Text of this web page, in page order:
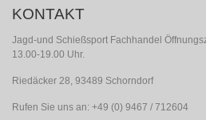
KONTAKT
Jagd-und Schießsport Fachhandel
13.00-19.00 Uhr.
Riedäcker 28, 93489 Schorndorf
Rufen Sie uns an: +49 (0) 9467 / 712604